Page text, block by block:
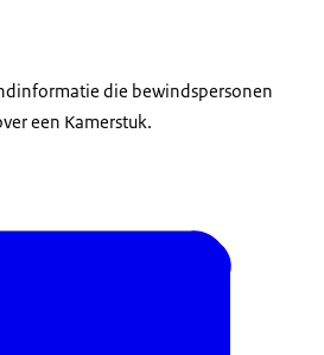
die bewindspersonen
een Kamerstuk.